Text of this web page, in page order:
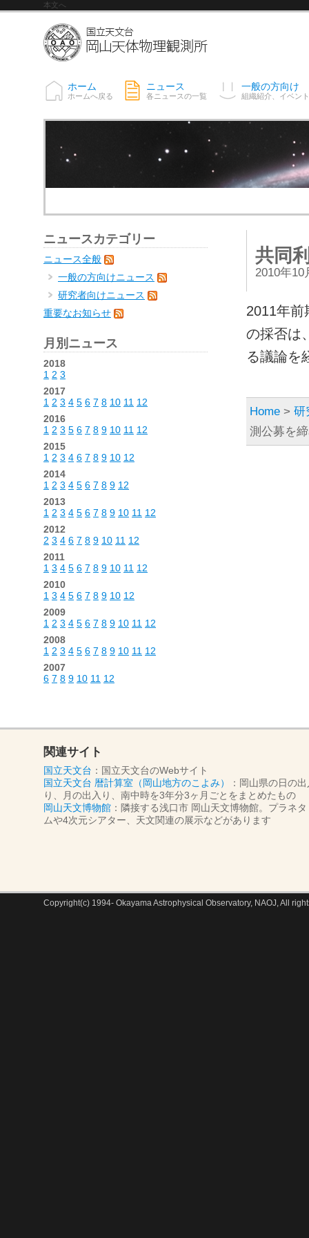
本文へ
ホーム
ホームへ戻る
ニュース
各ニュースの一覧
一般の方向け
組織紹介、イベン
共同
2010年
2011年前
の採否は
る議論を
Home > 研
測公募を
ニュースカテゴリー
ニュース全般
一般の方向けニュース
研究者向けニュース
重要なお知らせ
月別ニュース
2018
1 2 3
2017
1 2 3 4 5 6 7 8 10 11 12
2016
1 2 3 5 6 7 8 9 10 11 12
2015
1 2 3 4 6 7 8 9 10 12
2014
1 2 3 4 5 6 7 8 9 12
2013
1 2 3 4 5 6 7 8 9 10 11 12
2012
2 3 4 6 7 8 9 10 11 12
2011
1 3 4 5 6 7 8 9 10 11 12
2010
1 3 4 5 6 7 8 9 10 12
2009
1 2 3 4 5 6 7 8 9 10 11 12
2008
1 2 3 4 5 6 7 8 9 10 11 12
2007
6 7 8 9 10 11 12
関連サイト
国立天文台 ：国立天文台のWebサイト
国立天文台 暦計算室（岡山地方のこよみ）
：岡山県の日の
り、月の出入り、南中時を3年分3ヶ月ごとをまとめたもの
岡山天文博物館 ：隣接する浅口市 岡山天文博物館。プラネタ
ムや4次元シアター、天文関連の展示などがあります
Copyright(c) 1994- Okayama Astrophysical Observatory, NAOJ, All